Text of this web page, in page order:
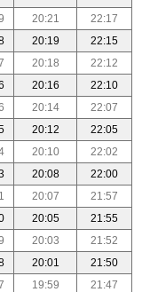
20:21
22:17
20:19
22:15
20:18
22:12
20:16
22:10
20:14
22:07
20:12
22:05
20:10
22:02
20:08
22:00
20:07
21:57
20:05
21:55
20:03
21:52
20:01
21:50
19:59
21:47